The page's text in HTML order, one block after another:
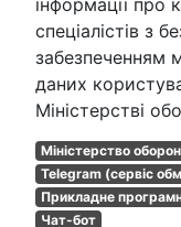
інформації про
спеціалістів з
забезпеченням
даних
Міністерстві
Міністерство
Telegram (сервіс
Прикладне
Чат-бот